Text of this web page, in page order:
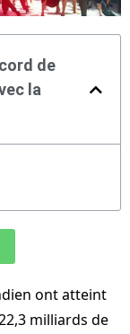
de
la
ont atteint
milliards de